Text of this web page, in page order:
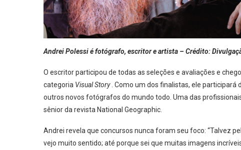
Andrei Polessi é fotógrafo, escritor e artista – Crédito:
O escritor participou de todas as seleções e avaliações e
categoria Visual Story. Como um dos finalistas, ele participará
outros novos fotógrafos do mundo todo. Uma das
sênior da revista National Geographic.
Andrei revela que concursos nunca foram seu foco: “Talvez
vejo muito sentido; até porque sei que muitas imagens